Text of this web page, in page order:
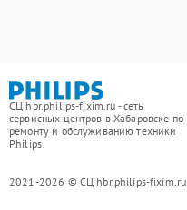
СЦ hbr.philips-fixim.ru - сеть
сервисных центров в Хабаровске по
ремонту и обслуживанию техники
Philips
2021-2026 © СЦ hbr.philips-fixim.ru